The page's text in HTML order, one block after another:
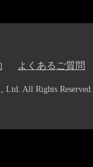
よくあるご質問
Ltd. All Rights Reserved.